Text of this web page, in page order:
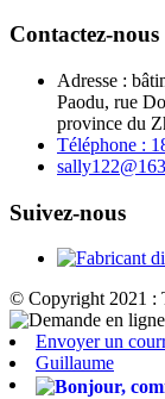
Contactez-nous
Adresse :
Paodu, rue
province du
Téléphone :
Suivez-nous
© Copyright 2021 :
Envoyer un
Guillaume